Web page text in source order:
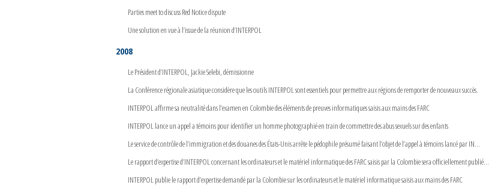
Parties meet to discuss Red Notice dispute
Une solution en vue à l’issue de la réunion d’INTERPOL
2008
Le Président d’INTERPOL, Jackie Selebi, démissionne
La Conférence régionale asiatique considère que les outils INTERPOL sont essentiels pour permettre aux régions de remporter de nouveaux succès.
INTERPOL affirme sa neutralité dans l’examen en Colombie des éléments de preuves informatiques saisis aux mains des FARC
INTERPOL lance un appel a témoins pour identifier un homme photographié en train de commettre des abus sexuels sur des enfants
Le service de contrôle de l’immigration et des douanes des États-Unis arrête le pédophile présumé faisant l’objet de l’appel à témoins lancé par IN...
Le rapport d’expertise d’INTERPOL concernant les ordinateurs et le matériel informatique des FARC saisis par la Colombie sera officiellement publié...
INTERPOL publie le rapport d’expertise demandé par la Colombie sur les ordinateurs et le matériel informatique saisis aux mains des FARC